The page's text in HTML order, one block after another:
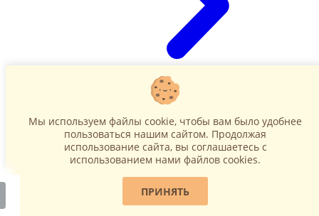
Наружные блоки
Мы используем файлы cookie, чтобы вам было удобнее
пользоваться нашим сайтом. Продолжая
использование сайта, вы соглашаетесь c
использованием нами файлов cookies.
ПРИНЯТЬ